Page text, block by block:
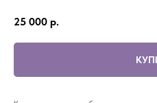
25 000 р.